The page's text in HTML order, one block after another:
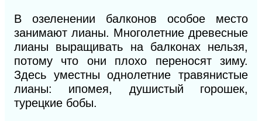
В озеленении балконов особое место
занимают лианы. Многолетние древесные
лианы выращивать на балконах нельзя,
потому что они плохо переносят зиму.
Здесь уместны однолетние травянистые
лианы: ипомея, душистый горошек,
турецкие бобы.